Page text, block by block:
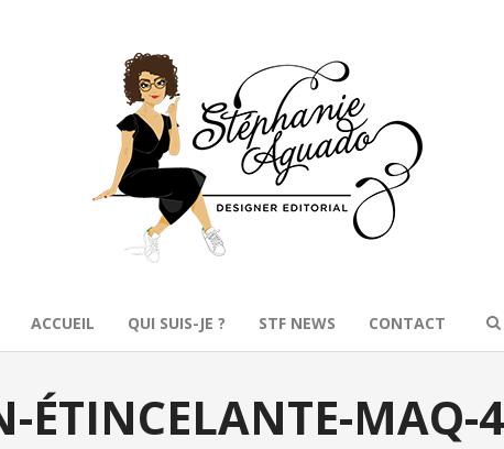
ACCUEIL QUI SUIS-JE ? STF NEWS CONTACT
ÉTINCELANTE-MAQ-4